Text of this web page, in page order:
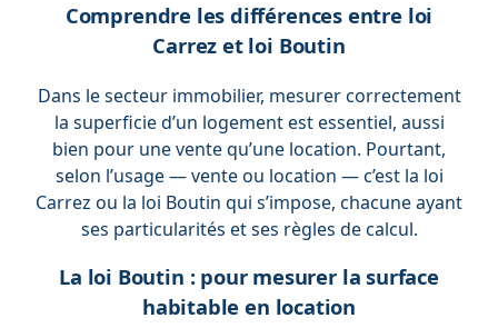
Comprendre les différences entre loi
Carrez et loi Boutin
Dans le secteur immobilier, mesurer correctement
la superficie d’un logement est essentiel, aussi
bien pour une vente qu’une location. Pourtant,
selon l’usage — vente ou location — c’est la loi
Carrez ou la loi Boutin qui s’impose, chacune ayant
ses particularités et ses règles de calcul.
La loi Boutin : pour mesurer la surface
habitable en location